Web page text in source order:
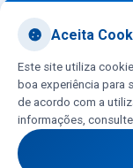
CNC Aceita
Este site utiliza
boa experiência para
de acordo com a
informações,